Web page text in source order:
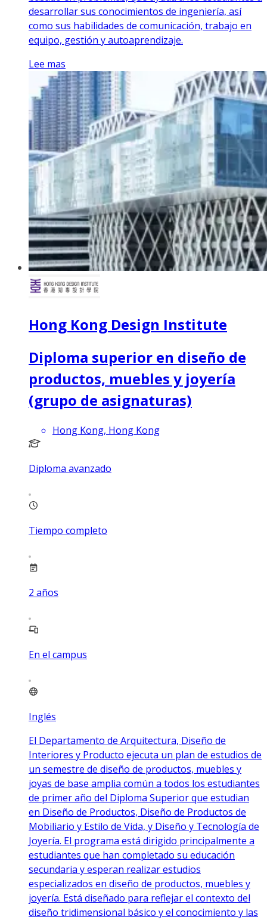
desarrollar sus conocimientos de ingeniería, así
como sus habilidades de comunicación, trabajo en
equipo, gestión y autoaprendizaje.
Lee mas
Hong Kong Design Institute
Diploma superior en diseño de
productos, muebles y joyería
(grupo de asignaturas)
Hong Kong, Hong Kong
Diploma avanzado
Tiempo completo
2 años
En el campus
Inglés
El Departamento de Arquitectura, Diseño de
Interiores y Producto ejecuta un plan de estudios de
un semestre de diseño de productos, muebles y
joyas de base amplia común a todos los estudiantes
de primer año del Diploma Superior que estudian
en Diseño de Productos, Diseño de Productos de
Mobiliario y Estilo de Vida, y Diseño y Tecnología de
Joyería. El programa está dirigido principalmente a
estudiantes que han completado su educación
secundaria y esperan realizar estudios
especializados en diseño de productos, muebles y
joyería. Está diseñado para reflejar el contexto del
diseño tridimensional básico y el conocimiento y las